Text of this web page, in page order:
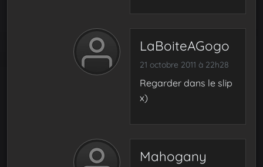
LaBoiteAGogo
21 octobre 2011 à 22h28
Regarder dans le slip
x)
Mahogany